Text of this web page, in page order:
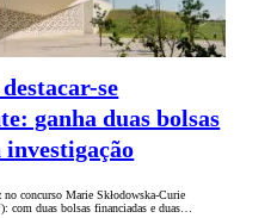
se
ganha duas bolsas
concurso Marie Skłodowska-Curie
com duas bolsas financiadas e duas…